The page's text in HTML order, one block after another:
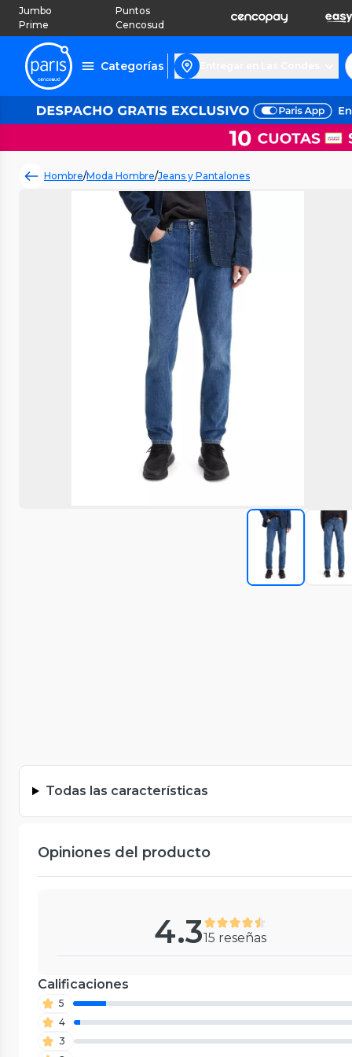
Jumbo
Prime
Puntos
Cencosud
Categorías
Hombre/Moda Hombre/Jeans y Pantalones
Todas las características
Opiniones del producto
4.315 reseñas
Calificaciones
5
4
3